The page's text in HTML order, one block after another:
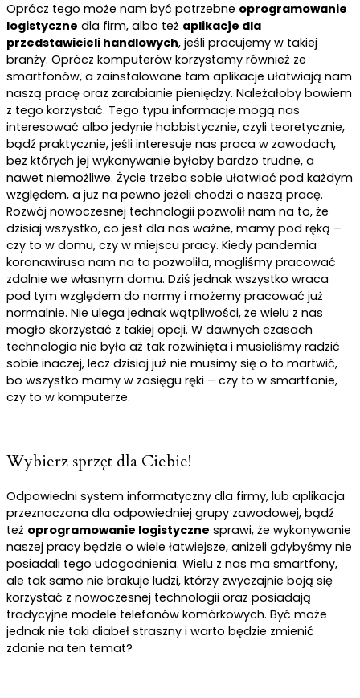
Oprócz tego może nam być potrzebne oprogramowanie
logistyczne dla firm, albo też aplikacje dla
przedstawicieli handlowych, jeśli pracujemy w takiej
branży. Oprócz komputerów korzystamy również ze
smartfonów, a zainstalowane tam aplikacje ułatwiają nam
naszą pracę oraz zarabianie pieniędzy. Należałoby bowiem
z tego korzystać. Tego typu informacje mogą nas
interesować albo jedynie hobbistycznie, czyli teoretycznie,
bądź praktycznie, jeśli interesuje nas praca w zawodach,
bez których jej wykonywanie byłoby bardzo trudne, a
nawet niemożliwe. Życie trzeba sobie ułatwiać pod każdym
względem, a już na pewno jeżeli chodzi o naszą pracę.
Rozwój nowoczesnej technologii pozwolił nam na to, że
dzisiaj wszystko, co jest dla nas ważne, mamy pod ręką –
czy to w domu, czy w miejscu pracy. Kiedy pandemia
koronawirusa nam na to pozwoliła, mogliśmy pracować
zdalnie we własnym domu. Dziś jednak wszystko wraca
pod tym względem do normy i możemy pracować już
normalnie. Nie ulega jednak wątpliwości, że wielu z nas
mogło skorzystać z takiej opcji. W dawnych czasach
technologia nie była aż tak rozwinięta i musieliśmy radzić
sobie inaczej, lecz dzisiaj już nie musimy się o to martwić,
bo wszystko mamy w zasięgu ręki – czy to w smartfonie,
czy to w komputerze.
Wybierz sprzęt dla Ciebie!
Odpowiedni system informatyczny dla firmy, lub aplikacja
przeznaczona dla odpowiedniej grupy zawodowej, bądź
też oprogramowanie logistyczne sprawi, że wykonywanie
naszej pracy będzie o wiele łatwiejsze, aniżeli gdybyśmy nie
posiadali tego udogodnienia. Wielu z nas ma smartfony,
ale tak samo nie brakuje ludzi, którzy zwyczajnie boją się
korzystać z nowoczesnej technologii oraz posiadają
tradycyjne modele telefonów komórkowych. Być może
jednak nie taki diabeł straszny i warto będzie zmienić
zdanie na ten temat?